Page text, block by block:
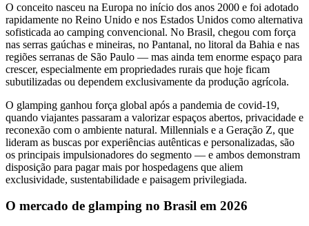
O conceito nasceu na Europa no início dos anos 2000 e foi adotado
rapidamente no Reino Unido e nos Estados Unidos como alternativa
sofisticada ao camping convencional. No Brasil, chegou com força
nas serras gaúchas e mineiras, no Pantanal, no litoral da Bahia e nas
regiões serranas de São Paulo — mas ainda tem enorme espaço para
crescer, especialmente em propriedades rurais que hoje ficam
subutilizadas ou dependem exclusivamente da produção agrícola.
O glamping ganhou força global após a pandemia de covid-19,
quando viajantes passaram a valorizar espaços abertos, privacidade e
reconexão com o ambiente natural. Millennials e a Geração Z, que
lideram as buscas por experiências autênticas e personalizadas, são
os principais impulsionadores do segmento — e ambos demonstram
disposição para pagar mais por hospedagens que aliem
exclusividade, sustentabilidade e paisagem privilegiada.
O mercado de glamping no Brasil em 2026